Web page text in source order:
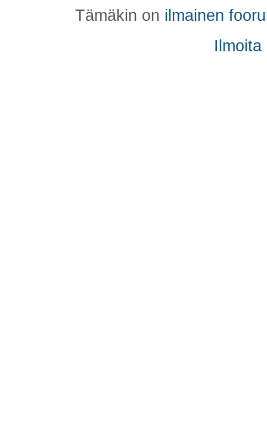
Tämäkin on ilmainen